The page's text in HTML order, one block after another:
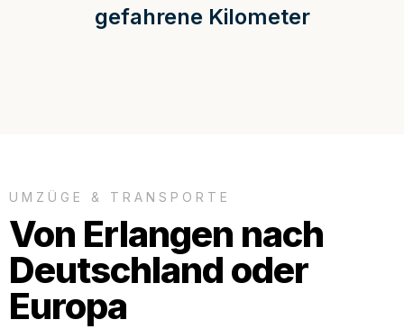
gefahrene Kilometer
UMZÜGE & TRANSPORTE
Von Erlangen nach
Deutschland oder
Europa